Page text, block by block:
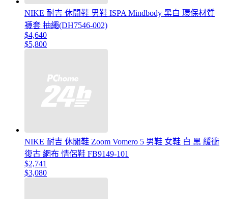
NIKE 耐吉 休閒鞋 男鞋 ISPA Mindbody 黑白 環保材質
襪套 抽繩(DH7546-002)
$4,640
$5,800
NIKE 耐吉 休閒鞋 Zoom Vomero 5 男鞋 女鞋 白 黑 緩衝
復古 網布 情侶鞋 FB9149-101
$2,741
$3,080